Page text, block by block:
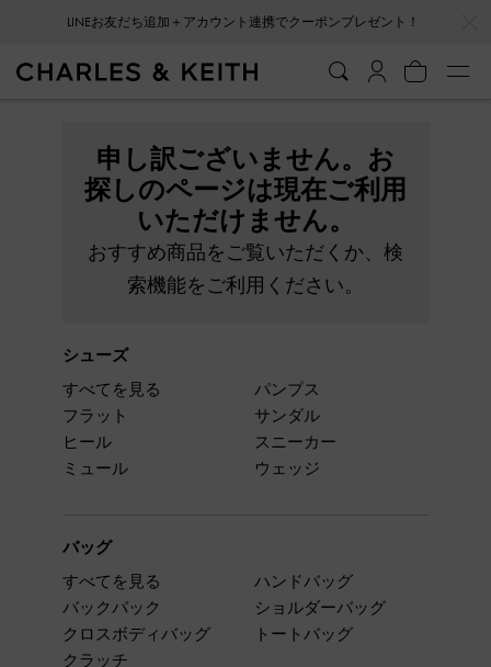
LINEお友だち追加＋アカウント連携でクーポンプレゼント！
申し訳ございません。お
探しのページは現在ご利用
いただけません。
おすすめ商品をご覧いただくか、検
索機能をご利用ください。
シューズ
すべてを見る
フラット
ヒール
ミュール
パンプス
サンダル
スニーカー
ウェッジ
バッグ
すべてを見る
バックパック
クロスボディバッグ
クラッチ
ハンドバッグ
ショルダーバッグ
トートバッグ